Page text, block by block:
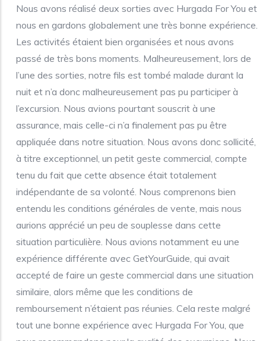
Nous avons réalisé deux sorties avec Hurgada For You et
nous en gardons globalement une très bonne expérience.
Les activités étaient bien organisées et nous avons
passé de très bons moments. Malheureusement, lors de
l’une des sorties, notre fils est tombé malade durant la
nuit et n’a donc malheureusement pas pu participer à
l’excursion. Nous avions pourtant souscrit à une
assurance, mais celle-ci n’a finalement pas pu être
appliquée dans notre situation. Nous avons donc sollicité,
à titre exceptionnel, un petit geste commercial, compte
tenu du fait que cette absence était totalement
indépendante de sa volonté. Nous comprenons bien
entendu les conditions générales de vente, mais nous
aurions apprécié un peu de souplesse dans cette
situation particulière. Nous avions notamment eu une
expérience différente avec GetYourGuide, qui avait
accepté de faire un geste commercial dans une situation
similaire, alors même que les conditions de
remboursement n’étaient pas réunies. Cela reste malgré
tout une bonne expérience avec Hurgada For You, que